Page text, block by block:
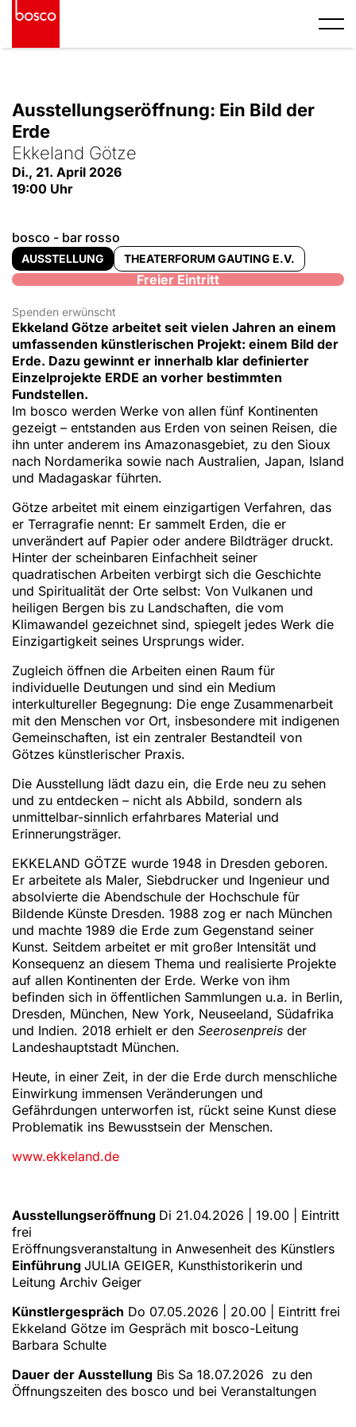
Ausstellungseröffnung: Ein Bild der
Erde
Ekkeland Götze
Di., 21. April 2026
19:00 Uhr
bosco - bar rosso
AUSSTELLUNG THEATERFORUM GAUTING E.V.
Freier Eintritt
Spenden erwünscht
Ekkeland Götze arbeitet seit vielen Jahren an einem
umfassenden künstlerischen Projekt: einem Bild der
Erde. Dazu gewinnt er innerhalb klar definierter
Einzelprojekte ERDE an vorher bestimmten
Fundstellen.
Im bosco werden Werke von allen fünf Kontinenten
gezeigt – entstanden aus Erden von seinen Reisen, die
ihn unter anderem ins Amazonasgebiet, zu den Sioux
nach Nordamerika sowie nach Australien, Japan, Island
und Madagaskar führten.
Götze arbeitet mit einem einzigartigen Verfahren, das
er Terragrafie nennt: Er sammelt Erden, die er
unverändert auf Papier oder andere Bildträger druckt.
Hinter der scheinbaren Einfachheit seiner
quadratischen Arbeiten verbirgt sich die Geschichte
und Spiritualität der Orte selbst: Von Vulkanen und
heiligen Bergen bis zu Landschaften, die vom
Klimawandel gezeichnet sind, spiegelt jedes Werk die
Einzigartigkeit seines Ursprungs wider.
Zugleich öffnen die Arbeiten einen Raum für
individuelle Deutungen und sind ein Medium
interkultureller Begegnung: Die enge Zusammenarbeit
mit den Menschen vor Ort, insbesondere mit indigenen
Gemeinschaften, ist ein zentraler Bestandteil von
Götzes künstlerischer Praxis.
Die Ausstellung lädt dazu ein, die Erde neu zu sehen
und zu entdecken – nicht als Abbild, sondern als
unmittelbar-sinnlich erfahrbares Material und
Erinnerungsträger.
EKKELAND GÖTZE wurde 1948 in Dresden geboren.
Er arbeitete als Maler, Siebdrucker und Ingenieur und
absolvierte die Abendschule der Hochschule für
Bildende Künste Dresden. 1988 zog er nach München
und machte 1989 die Erde zum Gegenstand seiner
Kunst. Seitdem arbeitet er mit großer Intensität und
Konsequenz an diesem Thema und realisierte Projekte
auf allen Kontinenten der Erde. Werke von ihm
befinden sich in öffentlichen Sammlungen u.a. in Berlin,
Dresden, München, New York, Neuseeland, Südafrika
und Indien. 2018 erhielt er den Seerosenpreis der
Landeshauptstadt München.
Heute, in einer Zeit, in der die Erde durch menschliche
Einwirkung immensen Veränderungen und
Gefährdungen unterworfen ist, rückt seine Kunst diese
Problematik ins Bewusstsein der Menschen.
www.ekkeland.de
Ausstellungseröffnung Di 21.04.2026 | 19.00 | Eintritt
frei
Eröffnungsveranstaltung in Anwesenheit des Künstlers
Einführung JULIA GEIGER, Kunsthistorikerin und
Leitung Archiv Geiger
Künstlergespräch Do 07.05.2026 | 20.00 | Eintritt frei
Ekkeland Götze im Gespräch mit bosco-Leitung
Barbara Schulte
Dauer der Ausstellung Bis Sa 18.07.2026 zu den
Öffnungszeiten des bosco und bei Veranstaltungen